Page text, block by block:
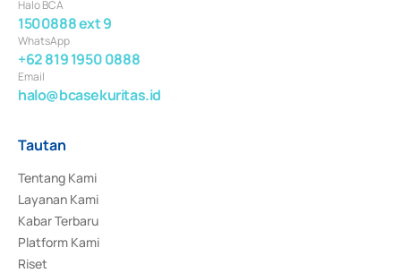
Halo BCA
1500888 ext 9
WhatsApp
+62 819 1950 0888
Email
halo@bcasekuritas.id
Tautan
Tentang Kami
Layanan Kami
Kabar Terbaru
Platform Kami
Riset